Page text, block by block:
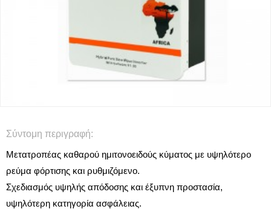
Σύντομη περιγραφή:
Μετατροπέας καθαρού ημιτονοειδούς κύματος με υψηλότερο
ρεύμα φόρτισης και ρυθμιζόμενο.
Σχεδιασμός υψηλής απόδοσης και έξυπνη προστασία,
υψηλότερη κατηγορία ασφάλειας.